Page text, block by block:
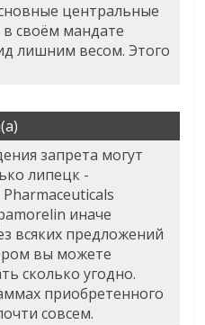
центральные
своём мандате
лишним весом. Этого
запрета могут
липецк -
иначе
всяких предложений
вы можете
сколько угодно.
приобретенного
совсем.